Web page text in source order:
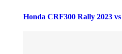
Honda CRF300 Rally 2023